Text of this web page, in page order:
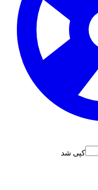
کپی شد